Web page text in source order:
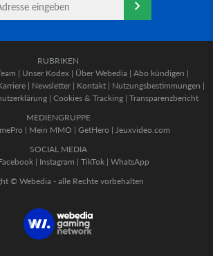
RUBRIKEN
| Unser Kodex | Über Webedia | Abo kündigen |
| Newsletter | Kontakt | Nutzungsbestimmungen |
| Cookies & Tracking | Transparenzbericht
MEDIENGRUPPE
| Mein MMO | GetHero | Jeuxvideo.com
SOCIAL MEDIA
| Instagram | TikTok | WhatsApp
© Webedia - alle Rechte vorbehalten